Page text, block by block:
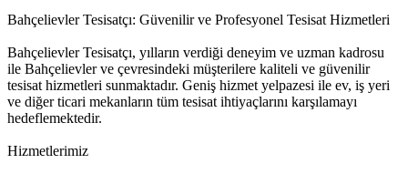
Bahçelievler Tesisatçı: Güvenilir ve Profesyonel Tesisat Hizmetleri
Bahçelievler Tesisatçı, yılların verdiği deneyim ve uzman kadrosu
ile Bahçelievler ve çevresindeki müşterilere kaliteli ve güvenilir
tesisat hizmetleri sunmaktadır. Geniş hizmet yelpazesi ile ev, iş yeri
ve diğer ticari mekanların tüm tesisat ihtiyaçlarını karşılamayı
hedeflemektedir.
Hizmetlerimiz